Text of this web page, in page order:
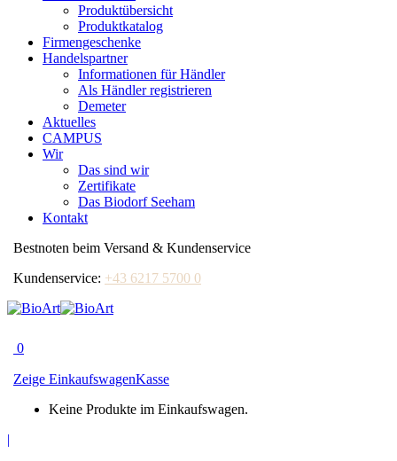
Produktübersicht
Produktkatalog
Firmengeschenke
Handelspartner
Informationen für Händler
Als Händler registrieren
Demeter
Aktuelles
CAMPUS
Wir
Das sind wir
Zertifikate
Das Biodorf Seeham
Kontakt
Bestnoten beim Versand & Kundenservice
Kundenservice: +43 6217 5700 0
0
Zeige EinkaufswagenKasse
Keine Produkte im Einkaufswagen.
|